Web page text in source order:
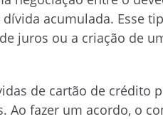
acumulada. Esse
juros ou a criação de
de cartão de crédito
Ao fazer um acordo, o